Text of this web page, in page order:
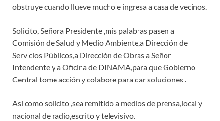
obstruye cuando llueve mucho e ingresa a casa de vecinos.
Solicito, Señora Presidente ,mis palabras pasen a
Comisión de Salud y Medio Ambiente,a Dirección de
Servicios Públicos,a Dirección de Obras a Señor
Intendente y a Oficina de DINAMA,para que Gobierno
Central tome acción y colabore para dar soluciones .
Así como solicito ,sea remitido a medios de prensa,local y
nacional de radio,escrito y televisivo.